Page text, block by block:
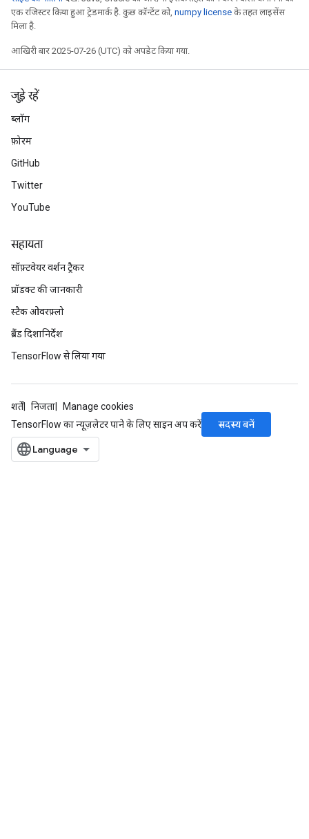
एक रजिस्टर किया हुआ ट्रेडमार्क है. कुछ कॉन्टेंट को, numpy license के तहत लाइसेंस
मिला है.
आखिरी बार 2025-07-26 (UTC) को अपडेट किया गया.
जुड़े रहें
ब्लॉग
फ़ोरम
GitHub
Twitter
YouTube
सहायता
सॉफ़्टवेयर वर्शन ट्रैकर
प्रॉडक्ट की जानकारी
स्टैक ओवरफ़्लो
ब्रैंड दिशानिर्देश
TensorFlow से लिया गया
शर्तें निजता
Manage cookies
TensorFlow का न्यूज़लेटर पाने के लिए साइन अप करें
सदस्य बनें